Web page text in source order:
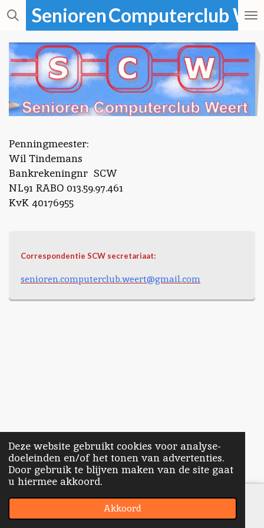
Deze website gebruikt cookies voor analyse-
doeleinden en/of het tonen van advertenties.
Door gebruik te blijven maken van de site gaat
u hiermee akkoord.
Akkoord
Ga
naar
de
hoofdinhoud
SeniorenComputerclub
Penningmeester:
Wil Tindemans
Bankrekeningnr SCW
NL91 RABO 013.59.97.461
KvK 40176955
Correspondentie SCW secretariaat:
senioren.computerclub.weert@gmail.com
E-mailadres